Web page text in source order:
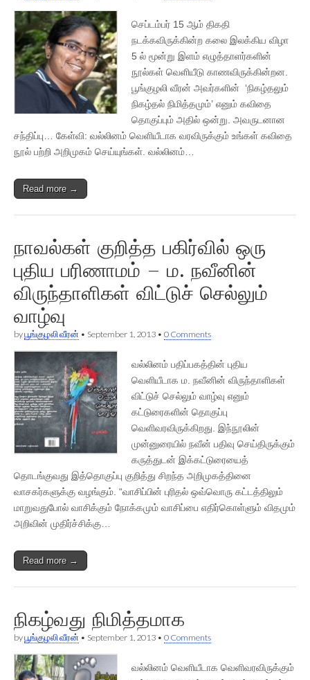
செப்டம்பர் 15 ஆம் திகதி
நடக்கவிருக்கின்ற கலை இலக்கிய விழா
5 ல் மூன்று இளம் எழுத்தாளர்களின்
நூல்கள் வெளியீடு காணவிருக்கின்றன.
பூங்குழலி வீரன் அவர்களின் ‘நிகழ்தலும்
நிகழ்தல் நிமித்தமும்’ எனும் கவிதை
தொகுப்பும் அதில் ஒன்று. அவருடனான
சந்திப்பு… கேள்வி: வல்லினம் வெளியீடாக வரவிருக்கும் உங்கள் கவிதை
நூல் பற்றி அறிமுகம் செய்யுங்கள். வல்லினம்…
Read more →
நாவல்கள் குறித்த பகிர்வில் ஒரு
புதிய பரிணாமம் – ம. நவீனின்
விருந்தாளிகள் விட்டுச் செல்லும்
வாழ்வு
byபூங்குழலி வீரன் • September 1, 2013 • 0 Comments
வல்லினம் பதிப்பகத்தின் புதிய
வெளியீடாக ம. நவீனின் விருந்தாளிகள்
விட்டுச் செல்லும் வாழ்வு எனும்
கட்டுரைகளின் தொகுப்பு
வெளிவரவிருக்கிறது. இந்நூலின்
முன்னுரையில் நவீன் பதிவு செய்திருக்கும்
கருத்துடன் இக்கட்டுரையைத்
தொடங்குவது இத்தொகுப்பு குறித்து சிறந்த அறிமுகத்தினை
வாசகர்களுக்கு வழங்கும். “வாசிப்பின் புரிதல் ஒவ்வொரு கட்டத்திலும்
மாறுவதுபோல் வாசிக்கும் நோக்கமும் வாசிப்பை எதிர்கொள்ளும் விதமும்
அறிவின் முதிர்ச்சிக்கு…
Read more →
நிகழ்வது நிமித்தமாக
byபூங்குழலி வீரன் • September 1, 2013 • 0 Comments
வல்லினம் வெளியீடாக வெளிவரவிருக்கும்